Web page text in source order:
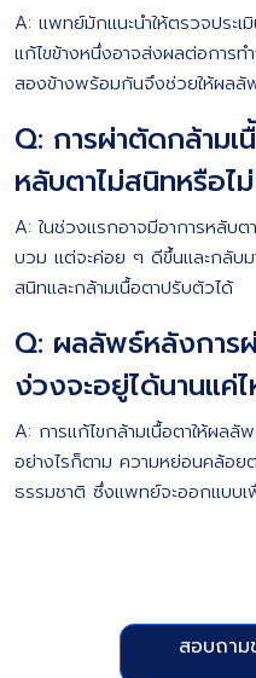
A: แพทย์มักแนะนำให้ตรวจประ
แก้ไขข้างหนึ่งอาจส่งผลต่อการท
สองข้างพร้อมกันจึงช่วยให้ผลลั
Q: การผ่าตัดกล้ามเ
หลับตาไม่สนิทหรือไ
A: ในช่วงแรกอาจมีอาการหลับต
บวม แต่จะค่อย ๆ ดีขึ้นและกลับ
สนิทและกล้ามเนื้อตาปรับตัวได้
Q: ผลลัพธ์หลังการ
ง่วงจะอยู่ได้นานแค่
A: การแก้ไขกล้ามเนื้อตาให้ผลลั
อย่างไรก็ตาม ความหย่อนคล้อย
ธรรมชาติ ซึ่งแพทย์จะออกแบบเ
สอบถาม